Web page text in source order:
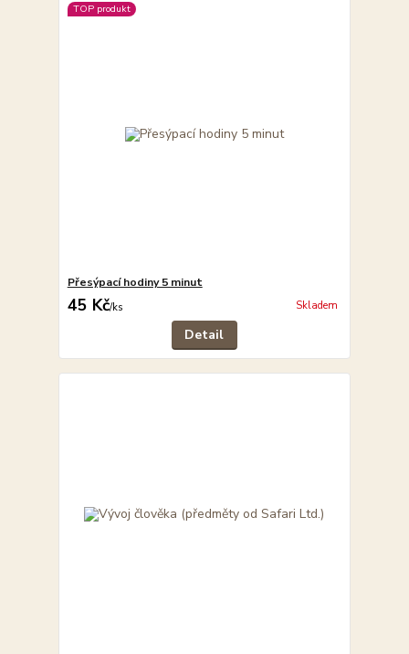
TOP produkt
Přesýpací hodiny 5 minut
45 Kč/ks Skladem
Detail